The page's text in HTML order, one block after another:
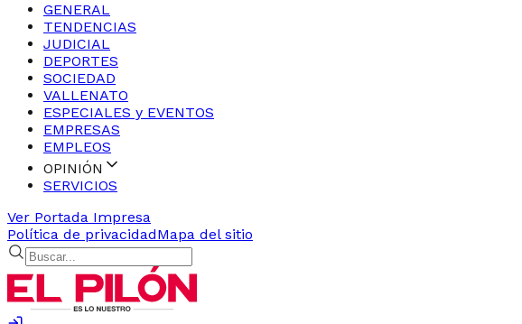
GENERAL
TENDENCIAS
JUDICIAL
DEPORTES
SOCIEDAD
VALLENATO
ESPECIALES y EVENTOS
EMPRESAS
EMPLEOS
OPINIÓN
SERVICIOS
Ver Portada Impresa
Política de privacidadMapa del sitio